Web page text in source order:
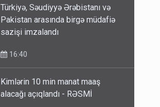
Türkiyə, Səudiyyə Ərəbistanı və
Pakistan arasında birgə müdafiə
sazişi imzalandı
16:40
Kimlərin 10 min manat maaş
alacağı açıqlandı - RƏSMİ